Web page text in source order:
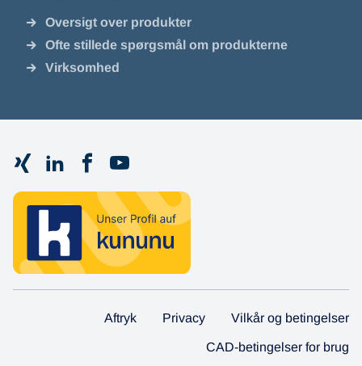
Oversigt over produkter
Ofte stillede spørgsmål om produkterne
Virksomhed
Aftryk Privacy Vilkår og betingelser
CAD-betingelser for brug